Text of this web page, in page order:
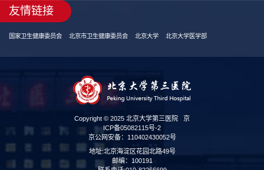
友情链接
国家卫生健康委员会 北京市卫生健康委员会 北京大学 北京大学医学部
Copyright © 2025 北京大学第三医院 京
ICP备05082115号-2
京公网安备：110402430052号
地址:北京海淀区花园北路49号
邮编：100191